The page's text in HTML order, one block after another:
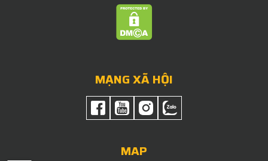
MẠNG XÃ HỘI
MAP